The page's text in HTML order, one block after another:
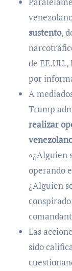
sustento,
de
por
A
Trump
realizar
«¿Alguien
operando
¿Alguien
Las
sido